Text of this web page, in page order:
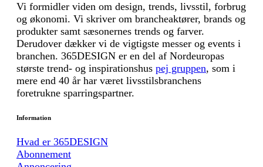
Vi formidler viden om design, trends, livsstil, forbrug
og økonomi. Vi skriver om brancheaktører, brands og
produkter samt sæsonernes trends og farver.
Derudover dækker vi de vigtigste messer og events i
branchen. 365DESIGN er en del af Nordeuropas
største trend- og inspirationshus pej gruppen, som i
mere end 40 år har været livsstilsbranchens
foretrukne sparringspartner.
Information
Hvad er 365DESIGN
Abonnement